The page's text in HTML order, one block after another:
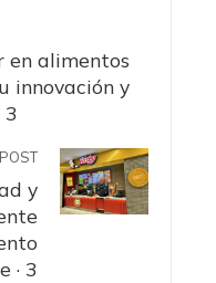
en alimentos
innovación y
3
y
· 3